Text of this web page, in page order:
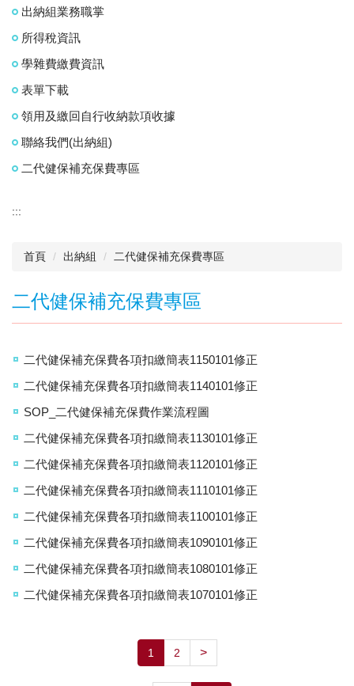
出納組業務職掌
所得稅資訊
學雜費繳費資訊
表單下載
領用及繳回自行收納款項收據
聯絡我們(出納組)
二代健保補充保費專區
:::
首頁 出納組 二代健保補充保費專區
二代健保補充保費專區
二代健保補充保費各項扣繳簡表1150101修正
二代健保補充保費各項扣繳簡表1140101修正
SOP_二代健保補充保費作業流程圖
二代健保補充保費各項扣繳簡表1130101修正
二代健保補充保費各項扣繳簡表1120101修正
二代健保補充保費各項扣繳簡表1110101修正
二代健保補充保費各項扣繳簡表1100101修正
二代健保補充保費各項扣繳簡表1090101修正
二代健保補充保費各項扣繳簡表1080101修正
二代健保補充保費各項扣繳簡表1070101修正
1 2 >